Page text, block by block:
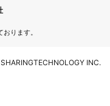
ります。
INC.